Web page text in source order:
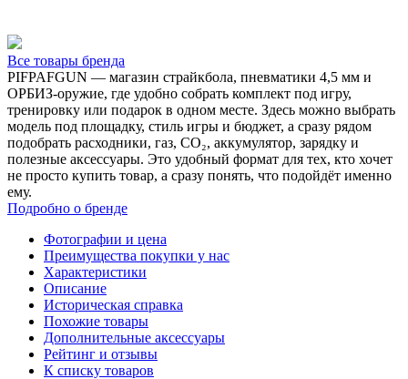
Все товары бренда
PIFPAFGUN — магазин страйкбола, пневматики 4,5 мм и
ОРБИЗ-оружие, где удобно собрать комплект под игру,
тренировку или подарок в одном месте. Здесь можно выбрать
модель под площадку, стиль игры и бюджет, а сразу рядом
подобрать расходники, газ, CO₂, аккумулятор, зарядку и
полезные аксессуары. Это удобный формат для тех, кто хочет
не просто купить товар, а сразу понять, что подойдёт именно
ему.
Подробно о бренде
Фотографии и цена
Преимущества покупки у нас
Характеристики
Описание
Историческая справка
Похожие товары
Дополнительные аксессуары
Рейтинг и отзывы
К списку товаров